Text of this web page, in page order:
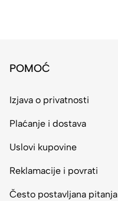
POMOĆ
Izjava o privatnosti
Plaćanje i dostava
Uslovi kupovine
Reklamacije i povrati
Često postavljana pitanja